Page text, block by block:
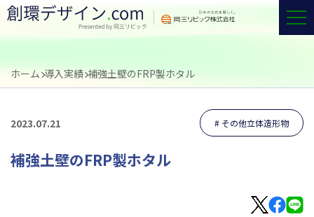
ホーム 導入実績 補強土壁のFRP製ホタル
2023.07.21 その他立体造形物
補強土壁のFRP製ホタル